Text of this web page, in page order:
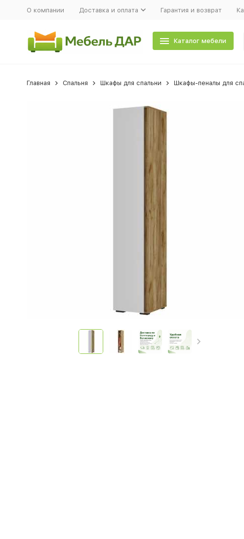
О компании Доставка и оплата Гарантия и возврат
Каталог мебели
Главная Спальня Шкафы для спальни Шкафы-пеналы для